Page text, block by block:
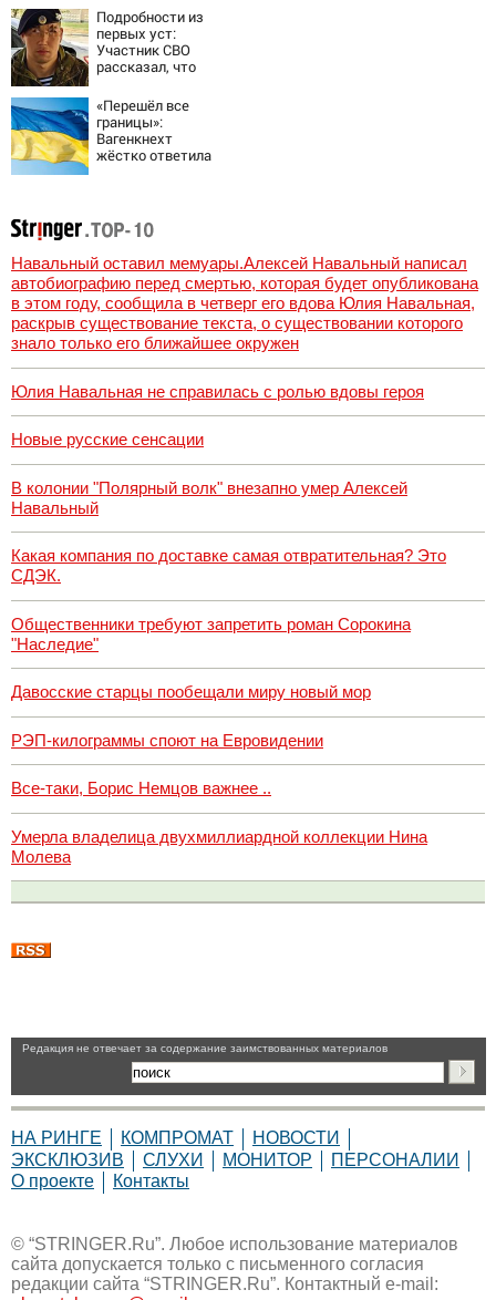
бездействие
против Трампа
Подробности из
первых уст:
Участник СВО
рассказал, что
схватке с
медведем
«Перешёл все
границы»:
Вагенкнехт
жёстко ответила
Навальный оставил мемуары.Алексей Навальный написал
автобиографию перед смертью, которая будет опубликована
в этом году, сообщила в четверг его вдова Юлия Навальная,
раскрыв существование текста, о существовании которого
знало только его ближайшее окружен
Юлия Навальная не справилась с ролью вдовы героя
Новые русские сенсации
В колонии "Полярный волк" внезапно умер Алексей
Навальный
Какая компания по доставке самая отвратительная? Это
СДЭК.
Общественники требуют запретить роман Сорокина
"Наследие"
Давосские старцы пообещали миру новый мор
РЭП-килограммы споют на Евровидении
Все-таки, Борис Немцов важнее ..
Умерла владелица двухмиллиардной коллекции Нина
Молева
Pедакция не отвечает за содержание заимствованных материалов
НА РИНГЕ КОМПРОМАТ
НОВОСТИ
ЭКСКЛЮЗИВ
СЛУХИ МОНИТОР
ПЕРСОНАЛИИ
О проекте
Контакты
© “STRINGER.Ru”. Любое использование материалов
сайта допускается только с письменного согласия
редакции сайта “STRINGER.Ru”. Контактный e-mail: